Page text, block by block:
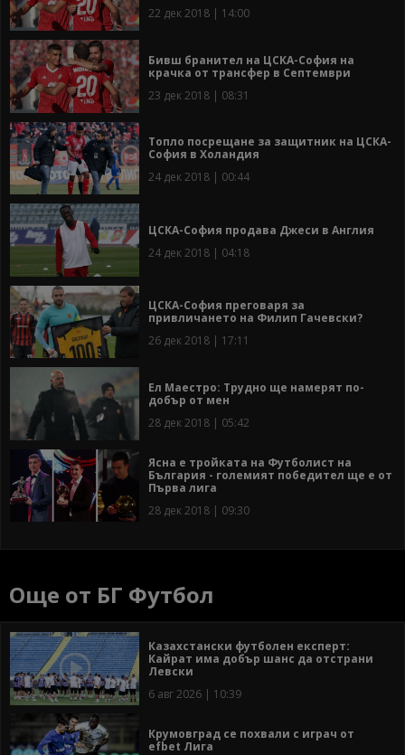
22 дек 2018 | 14:00
Бивш бранител на ЦСКА-София на
крачка от трансфер в Септември
23 дек 2018 | 08:31
Топло посрещане за защитник на ЦСКА-
София в Холандия
24 дек 2018 | 00:44
ЦСКА-София продава Джеси в Англия
24 дек 2018 | 04:18
ЦСКА-София преговаря за
привличането на Филип Гачевски?
26 дек 2018 | 17:11
Ел Маестро: Трудно ще намерят по-
добър от мен
28 дек 2018 | 05:42
Ясна е тройката на Футболист на
България - големият победител ще е от
Първа лига
28 дек 2018 | 09:30
Още от БГ Футбол
Казахстански футболен експерт:
Кайрат има добър шанс да отстрани
Левски
6 авг 2026 | 10:39
Крумовград се похвали с играч от
efbet Лига